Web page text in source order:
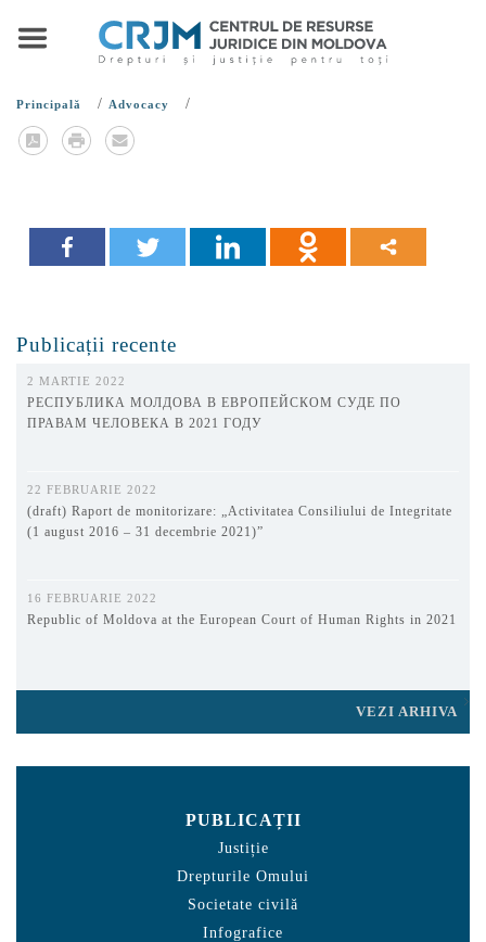
Principală / Advocacy /
Publicații recente
2 MARTIE 2022
РЕСПУБЛИКА МОЛДОВА В ЕВРОПЕЙСКОМ СУДЕ ПО
ПРАВАМ ЧЕЛОВЕКА В 2021 ГОДУ
22 FEBRUARIE 2022
(draft) Raport de monitorizare: „Activitatea Consiliului de Integritate
(1 august 2016 – 31 decembrie 2021)”
16 FEBRUARIE 2022
Republic of Moldova at the European Court of Human Rights in 2021
VEZI ARHIVA
PUBLICAȚII
Justiție
Drepturile Omului
Societate civilă
Infografice